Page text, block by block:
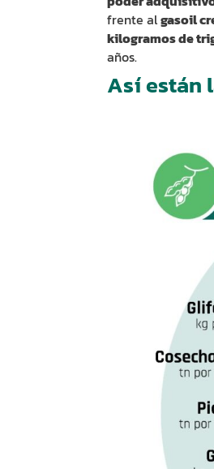
frente algasoil
kilogramos de
años.
Así están